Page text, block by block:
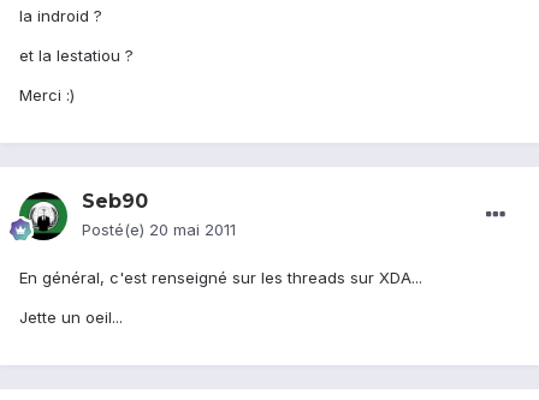
la indroid ?
et la lestatiou ?
Merci :)
Seb90
Posté(e) 20 mai 2011
En général, c'est renseigné sur les threads sur XDA...
Jette un oeil...